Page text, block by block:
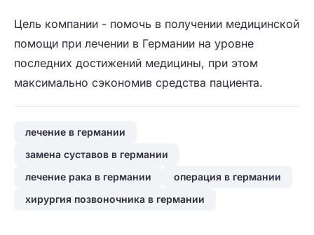
Цель компании - помочь в получении медицинской
помощи при лечении в Германии на уровне
последних достижений медицины, при этом
максимально сэкономив средства пациента.
лечение в германии
замена суставов в германии
лечение рака в германии
операция в германии
хирургия позвоночника в германии